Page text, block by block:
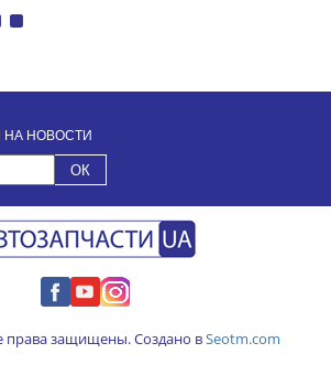
НОВОСТИ
права защищены. Создано вSeotm.com